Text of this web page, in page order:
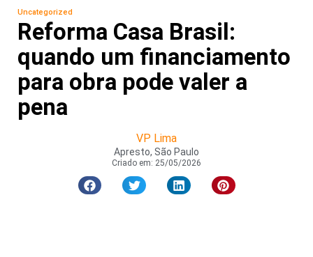
Uncategorized
Reforma Casa Brasil:
quando um financiamento
para obra pode valer a
pena
VP Lima
Apresto, São Paulo
Criado em: 25/05/2026